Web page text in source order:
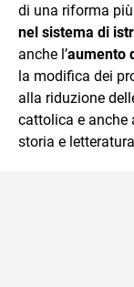
di una riforma
nel sistema di
anche l’aumento
la modifica dei
alla riduzione
cattolica e anche
storia e